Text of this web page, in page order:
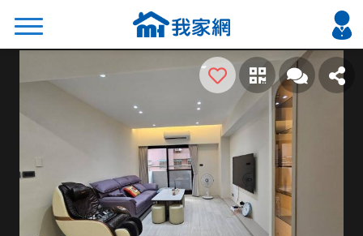
搜尋
熱門關鍵字
2026 台北降價好屋限量釋出
2026 新北降價好屋限量釋出
2026 台中降價好屋限量釋出
2026 台南降價好屋限量釋出